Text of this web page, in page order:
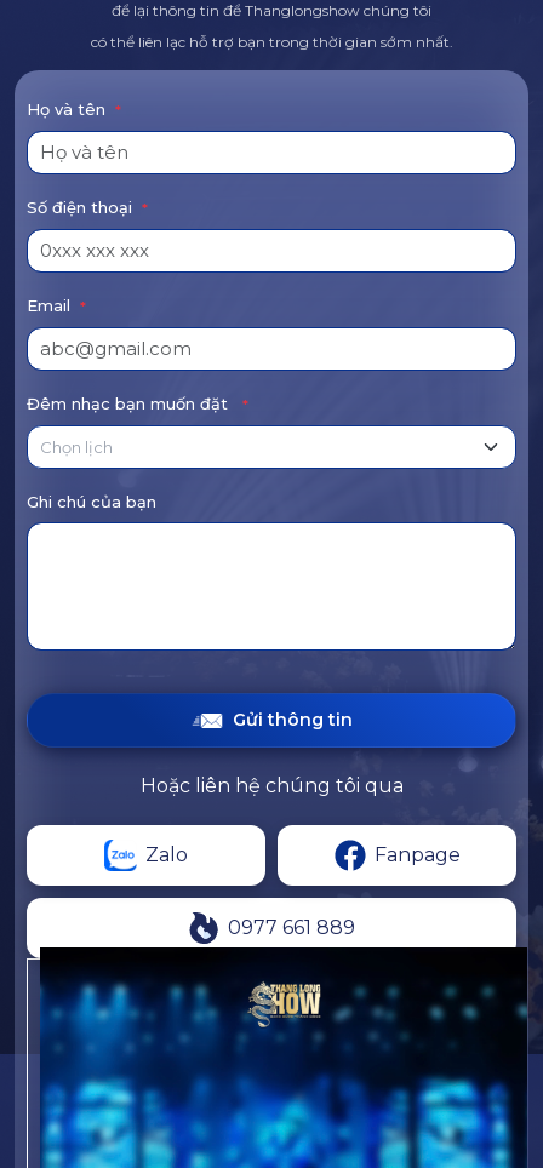
để lại thông tin để Thanglongshow chúng tôi
có thể liên lạc hỗ trợ bạn trong thời gian sớm nhất.
Họ và tên *
Số điện thoại *
Email *
Đêm nhạc bạn muốn đặt *
Ghi chú của bạn
Gửi thông tin
Hoặc liên hệ chúng tôi qua
0977 661 889
Zalo Fanpage